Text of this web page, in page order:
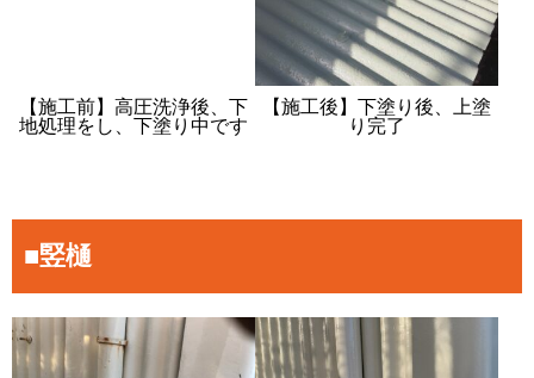
【施工前】高圧洗浄後、下
地処理をし、下塗り中です
【施工後】下塗り後、上塗
り完了
■竪樋